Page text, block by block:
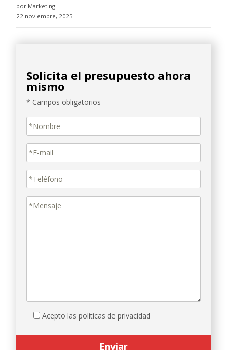
por Marketing
22 noviembre, 2025
Acepto las políticas de privacidad